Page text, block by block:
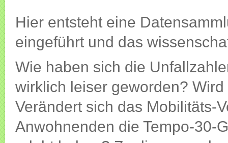
Hier entsteht eine
eingeführt und das
Wie haben sich die
wirklich leiser geworden?
Verändert sich das Mobilitäts-
Anwohnenden die Tempo-30-